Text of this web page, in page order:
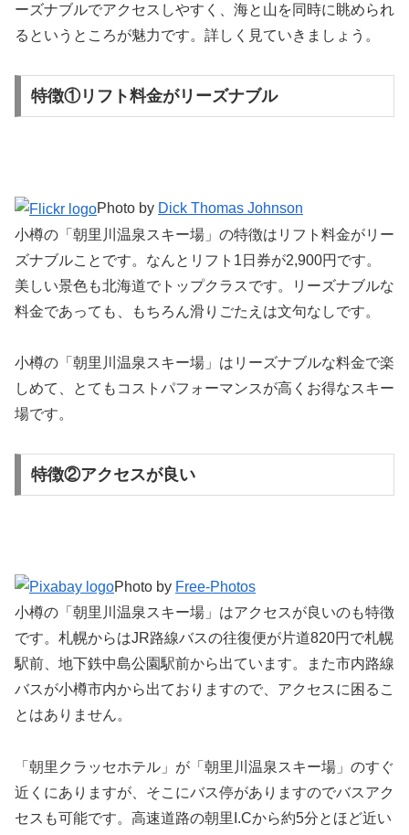
ーズナブルでアクセスしやすく、海と山を同時に眺められ
るというところが魅力です。詳しく見ていきましょう。
特徴①リフト料金がリーズナブル
Photo by Dick Thomas Johnson
小樽の「朝里川温泉スキー場」の特徴はリフト料金がリー
ズナブルことです。なんとリフト1日券が2,900円です。
美しい景色も北海道でトップクラスです。リーズナブルな
料金であっても、もちろん滑りごたえは文句なしです。
小樽の「朝里川温泉スキー場」はリーズナブルな料金で楽
しめて、とてもコストパフォーマンスが高くお得なスキー
場です。
特徴②アクセスが良い
Photo by Free-Photos
小樽の「朝里川温泉スキー場」はアクセスが良いのも特徴
です。札幌からはJR路線バスの往復便が片道820円で札幌
駅前、地下鉄中島公園駅前から出ています。また市内路線
バスが小樽市内から出ておりますので、アクセスに困るこ
とはありません。
「朝里クラッセホテル」が「朝里川温泉スキー場」のすぐ
近くにありますが、そこにバス停がありますのでバスアク
セスも可能です。高速道路の朝里I.Cから約5分とほど近い